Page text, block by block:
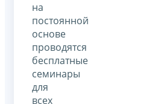
на
постоянной
основе
проводятся
бесплатные
семинары
для
всех